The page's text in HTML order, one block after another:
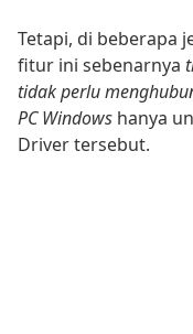
Tetapi, di beberapa
fitur ini sebenarnya
tidak perlu
PC Windows hanya
Driver tersebut.